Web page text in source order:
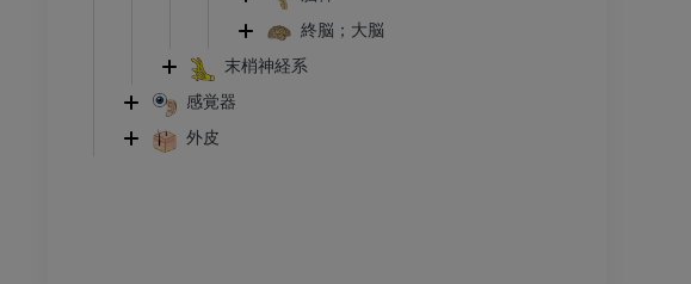
終脳；大脳
末梢神経系
感覚器
外皮